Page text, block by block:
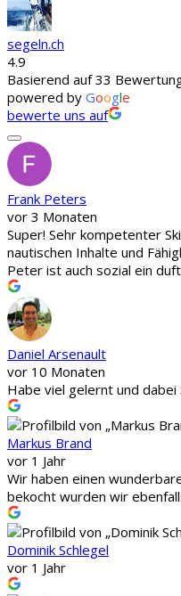
segeln.ch
4.9
Basierend auf 33
powered by Google
bewerte uns auf
Frank Peters
vor 3 Monaten
Super! Sehr kompetenter
nautischen Inhalte und
Peter ist auch sozial ein
Daniel Arsenault
vor 10 Monaten
Habe viel gelernt und
Markus Brand
vor 1 Jahr
Wir haben einen
bekocht wurden wir
Dominik Schlegel
vor 1 Jahr